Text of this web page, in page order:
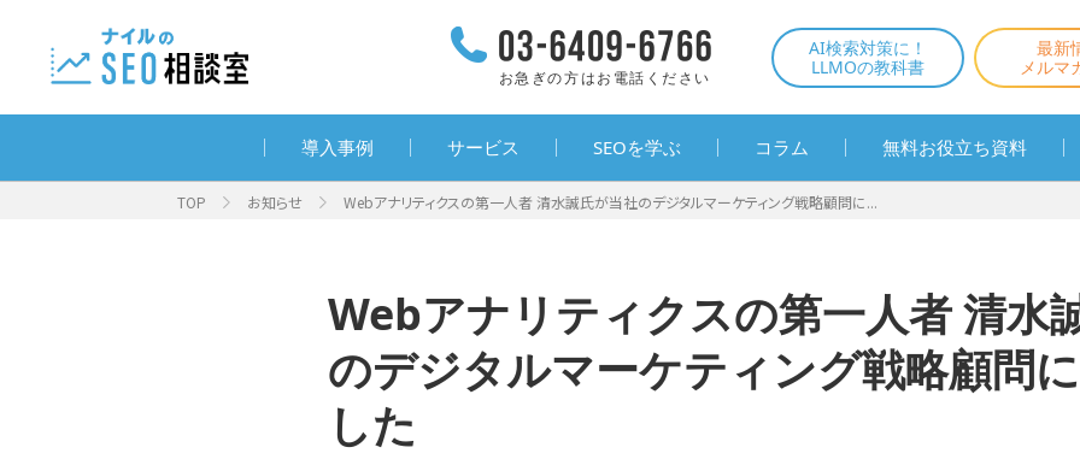
お急ぎの方はお電話ください
AI検索対策に！
LLMOの教科書
最新
メルマ
導入事例 サービス SEOを学ぶ コラム 無料お役立ち資料
TOP お知らせ Webアナリティクスの第一人者 清水誠氏が当社のデジタルマーケティング戦略顧問に...
Webアナリティクスの第一人者 清水
のデジタルマーケティング戦略顧問
した